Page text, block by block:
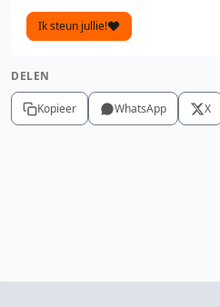
Ik steun jullie!
DELEN
Kopieer WhatsApp X